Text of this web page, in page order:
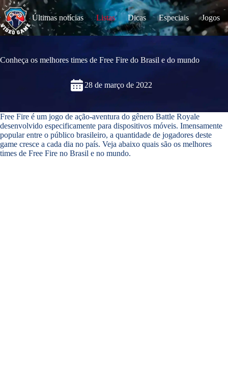
k
i
p
c
t
Últimas notícias Listas Dicas Especiais Jogos
Conheça os melhores times de Free Fire do Brasil e do mundo
28 de março de 2022
Free Fire é um jogo de ação-aventura do gênero Battle Royale
desenvolvido especificamente para dispositivos móveis. Imensamente
popular entre o público brasileiro, a quantidade de jogadores deste
game cresce a cada dia no país. Veja abaixo quais são os melhores
times de Free Fire no Brasil e no mundo.